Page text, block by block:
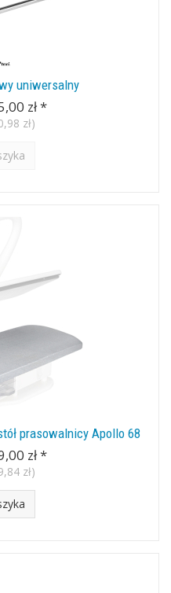
uniwersalny
zł*
zł)
prasowalnicy Apollo 68
zł*
zł)